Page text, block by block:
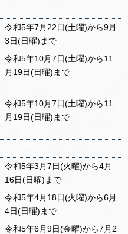
令和5年7月22日(土曜)から9月
3日(日曜)まで
令和5年10月7日(土曜)から11
月19日(日曜)まで
令和5年10月7日(土曜)から11
月19日(日曜)まで
令和5年3月7日(火曜)から4月
16日(日曜)まで
令和5年4月18日(火曜)から6月
4日(日曜)まで
令和5年6月9日(金曜)から7月2